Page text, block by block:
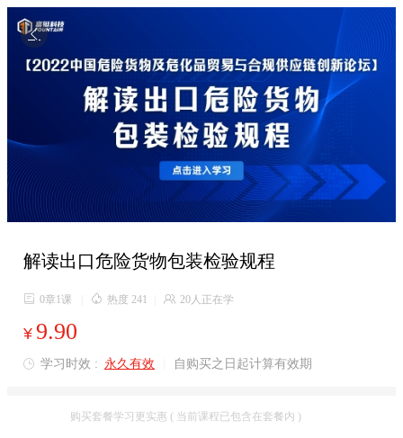

解读出口危险货物包装检验规程
 0章1课  热度 241  20人正在学
¥ 9.90
 学习时效 : 永久有效 自购买之日起计算有效期
购买套餐学习更实惠 ( 当前课程已包含在套餐内 )